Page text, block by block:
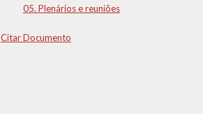
05. Plenários e reuniões
Citar Documento